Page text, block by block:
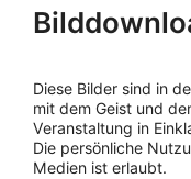
Diese Bilder sind in
mit dem Geist und
Veranstaltung in
Die persönliche
Medien ist erlaubt.